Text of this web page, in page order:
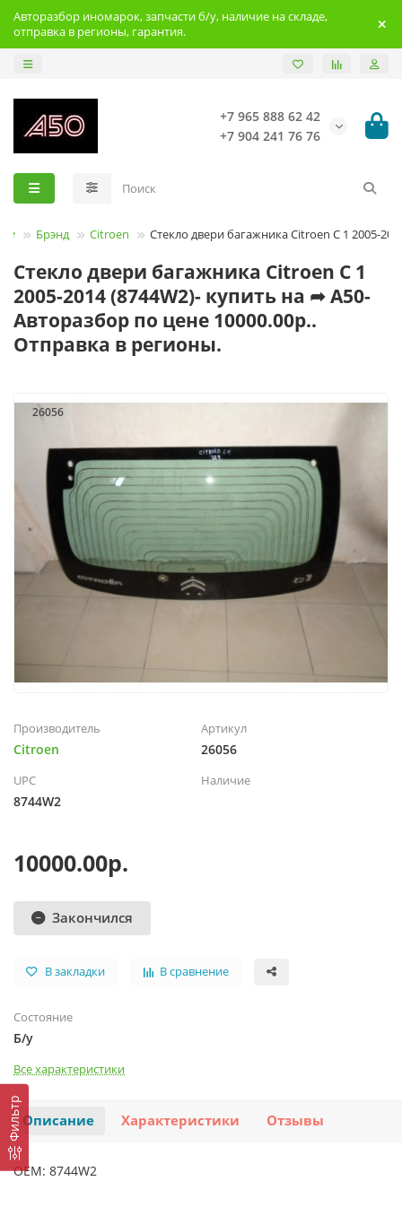
Авторазбор иномарок, запчасти б/у, наличие на складе,
отправка в регионы, гарантия.
+7 965 888 62 42
+7 904 241 76 76
Брэнд Citroen Стекло двери багажника Citroen C 1 2005-
Стекло двери багажника Citroen C 1
2005-2014 (8744W2)- купить на ➦ А50-
Авторазбор по цене 10000.00р..
Отправка в регионы.
Фильтр
26056
Производитель
Citroen
Артикул
26056
UPC
8744W2
Наличие
10000.00р.
Закончился
В закладки В сравнение
Состояние
Б/у
Все характеристики
Описание Характеристики Отзывы
OEM: 8744W2